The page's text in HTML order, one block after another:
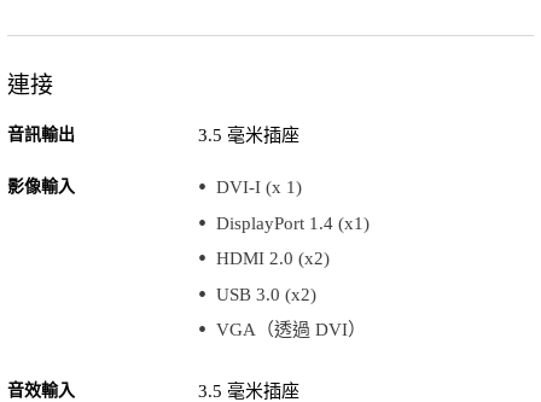
連接
音訊輸出 3.5 毫米插座
影像輸入
DVI-I (x 1)
DisplayPort 1.4 (x1)
HDMI 2.0 (x2)
USB 3.0 (x2)
VGA（透過 DVI）
音效輸入 3.5 毫米插座